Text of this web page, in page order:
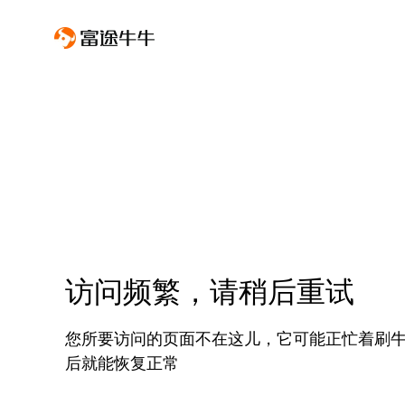
访问频繁，请稍后重试
您所要访问的页面不在这儿，它可能正忙着刷
后就能恢复正常